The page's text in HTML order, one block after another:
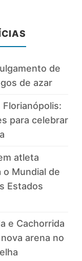
de
de azar
Florianópolis:
para celebrar
atleta
o Mundial de
Estados
e Cachorrida
arena no